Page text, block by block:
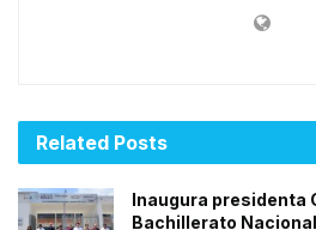
Related Posts
Inaugura presidenta
Bachillerato